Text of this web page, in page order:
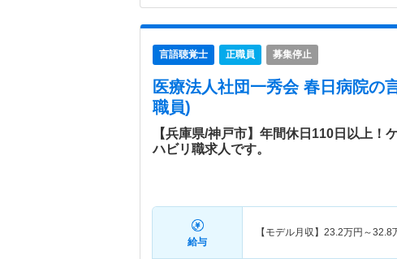
言語聴覚士 正職員 募集停止
医療法人社団一秀会 春日病院の
職員)
【兵庫県/神戸市】年間休日110日以上！
ハビリ職求人です。
給与
【モデル月収】 23.2万円～32.8